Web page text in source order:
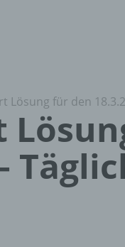
Lösung für den